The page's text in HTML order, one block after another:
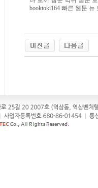
booktoki164 빠른 웹툰 뉴